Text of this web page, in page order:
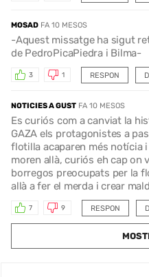
MOSAD FA 10 MESOS
-Aquest missatge ha sigut
de PedroPicaPiedra i Bilma-
RESPON
3 1
NOTICIES A GUST FA 10 MESOS
Es curiós com a canviat la
GAZA els protagonistes a
flotilla acaparen més notícia
moren allà, curiós eh cap on
borregos preocupats per la
allà a fer el merda i crear
RESPON
7 9